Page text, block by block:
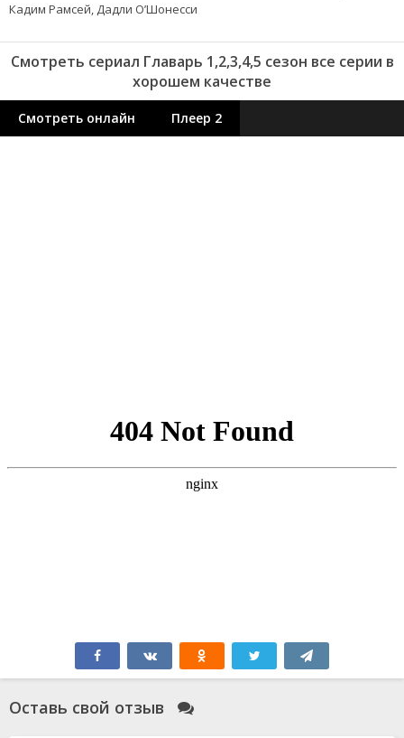
Кадим Рамсей, Дадли О’Шонесси
Смотреть сериал Главарь 1,2,3,4,5 сезон все серии в
хорошем качестве
Смотреть онлайн Плеер 2
Оставь свой отзыв